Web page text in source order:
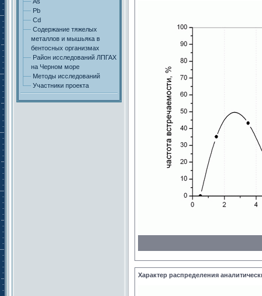
Pb
Cd
Содержание тяжелых
металлов и мышьяка в
бентосных организмах
Район исследований ЛПГАХ
на Черном море
Методы исследований
Участники проекта
Характер распределения